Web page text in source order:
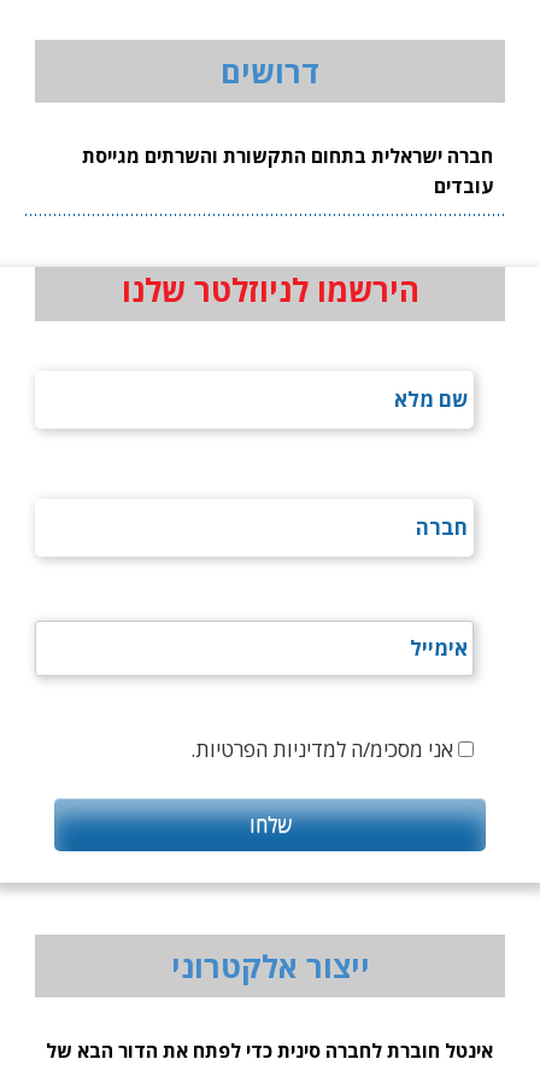
דרושים
חברה ישראלית בתחום התקשורת והשרתים מגייסת
עובדים
הירשמו לניוזלטר שלנו
אני מסכימ/ה למדיניות הפרטיות.
ייצור אלקטרוני
אינטל חוברת לחברה סינית כדי לפתח את הדור הבא של